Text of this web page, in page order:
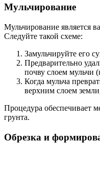
Мульчирование
Мульчирование является
Следуйте такой схеме:
Замульчируйте его
Предварительно
почву слоем мульчи
Когда мульча
верхним слоем
Процедура обеспечивает
грунта.
Обрезка и